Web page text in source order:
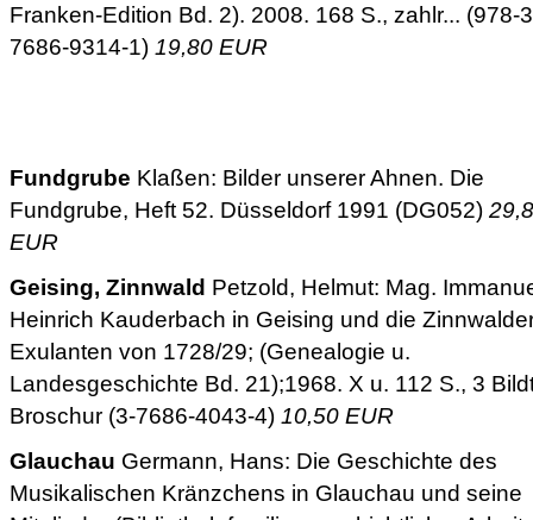
Franken-Edition Bd. 2). 2008. 168 S., zahlr... (978-
7686-9314-1) 19,80 EUR
Fundgrube Klaßen: Bilder unserer Ahnen. Die
Fundgrube, Heft 52. Düsseldorf 1991 (DG052)
EUR
Geising, Zinnwald Petzold, Helmut: Mag.
Heinrich Kauderbach in Geising und die
Exulanten von 1728/29; (Genealogie u.
Landesgeschichte Bd. 21);1968. X u. 112 S., 3
Broschur (3-7686-4043-4) 10,50 EUR
Glauchau Germann, Hans: Die Geschichte des
Musikalischen Kränzchens in Glauchau und seine